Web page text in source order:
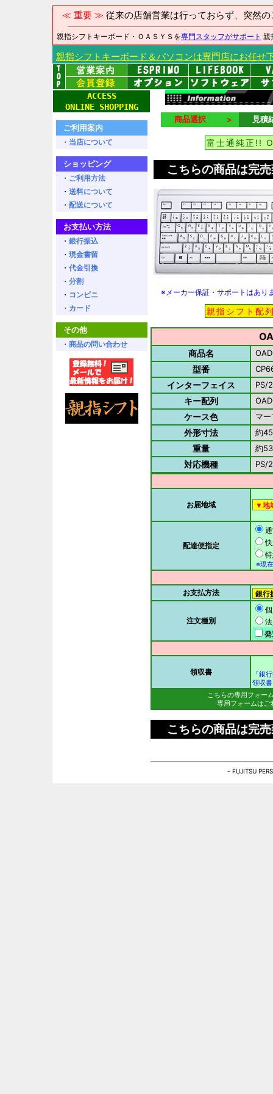
≪ 重要 ≫ 従来の店舗営業は行っておらず、突然
親指シフトキーボード・ＯＡＳＹＳを専門スタッフがサポート 親
親指シフトキーボード＆パソコンは専門店にお任せ
ACCESS
ONLINE SHOPPING
ご利用案内
・ 当店について
ショッピング
・ ご利用方法
・ 送料について
・ 配送について
お支払い方法
・ 銀行振込
・ 現金書留
・ 代金引換
・ 分割
・ コンビニ
・ カード
その他
・ 商品の問い合わせ
商品選択 ＞ 見積
富士通純正!!
こちらの商品は完
※メーカー保証・サポートはあり
親指シフト配
商品名
型番
インターフェイス PS/2
キー配列
ケース色 マ
外形寸法 約
重量 約
対応機種 PS/
お届地域
配達便指定
※現
お支払方法
注文種別
領収書
「銀
領収
こちらの専用フォー
専用フォームはご
こちらの商品は完
- FUJITSU